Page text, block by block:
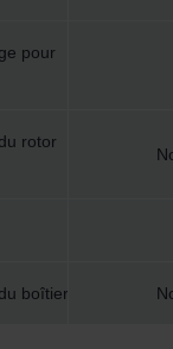
pour
rotor
boîtier